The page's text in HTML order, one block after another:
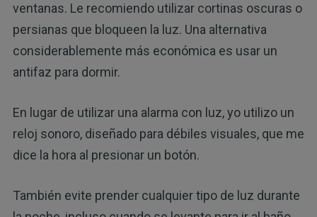
ventanas. Le recomiendo utilizar cortinas oscuras o
persianas que bloqueen la luz. Una alternativa
considerablemente más económica es usar un
antifaz para dormir.
En lugar de utilizar una alarma con luz, yo utilizo un
reloj sonoro, diseñado para débiles visuales, que me
dice la hora al presionar un botón.
También evite prender cualquier tipo de luz durante